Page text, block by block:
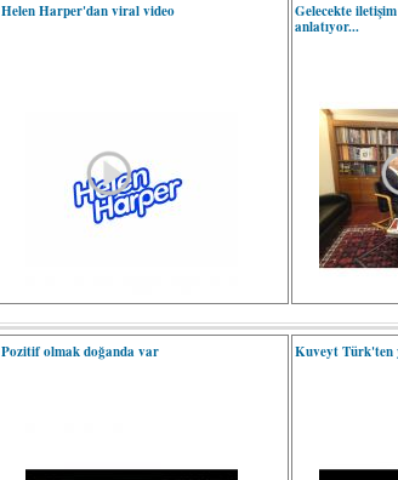
Helen Harper'dan viral video
Gelecekte
anlatıyor...
Pozitif olmak doğanda var Kuveyt Türk'ten